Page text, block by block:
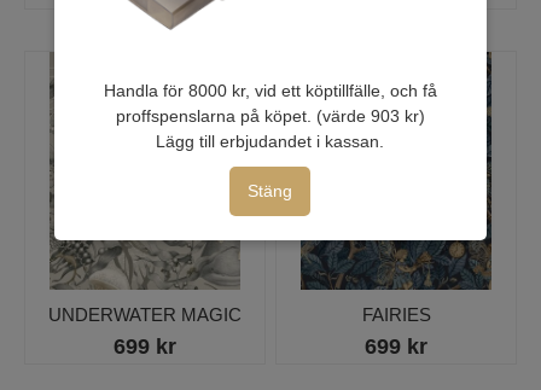
UNDERWATER MAGIC
699 kr
FAIRIES
699 kr
Handla för 8000 kr, vid ett köptillfälle, och få
proffspenslarna på köpet. (värde 903 kr)
Lägg till erbjudandet i kassan.
Stäng